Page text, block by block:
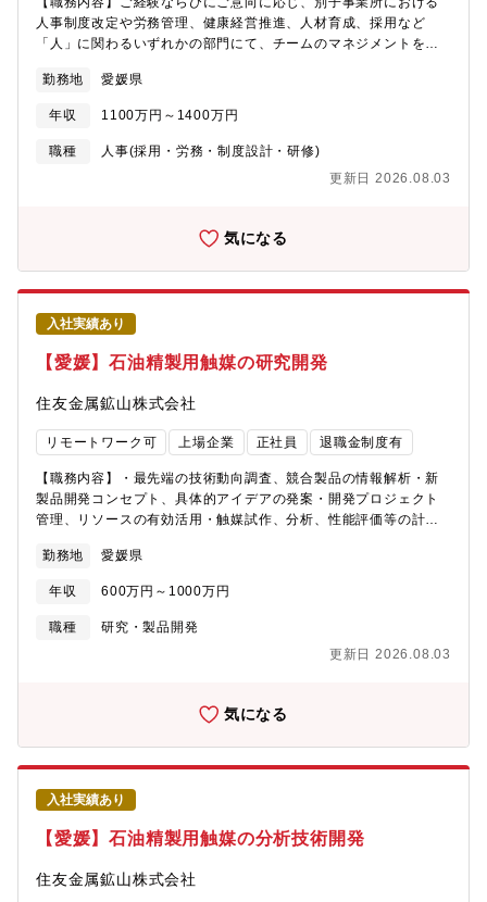
https://www.smm.co.jp/r_info/saiyo/niihama_life/＜えひめ移住
ネット＞ https://e-iju.net/ehime/niihama/
力】★施主側の土木建築エンジニアとして、ゼネコン、コンサ
ル、EPCエンジ会社などと契約しプラント建設を行っています。
そのため、土木分野、建築分野、エンジニアリング分野の幅広い
スキルを習得することができます。★通常メーカーが取っている
織化しています。そのため、基本設計から届出・施工管理・竣工
事を早くから任されることでスキルを付けられること、そして
EPCMの全般に関わることも魅力の一つです。【新居浜の魅力】
かがね）のまちとして栄え、四国屈指の工業都市へと発展しまし
女性が一生のうちに産む赤ちゃんの人数（合計特殊出生率）は全
世代からも注目を集めています。2022年9月には、別子地区に新
ライフ＞ https://www.smm.co.jp/r_info/saiyo/niihama_life/＜え
ひめ移住ネット＞ https://e-iju.net/ehime/niihama/
人事制度改定や労務管理、健康経営推進、人材育成、採用など
「人」に関わるいずれかの部門にて、チームのマネジメントを行
では、全社横断的な職種別・専門別の管理区分「職掌」を用いて
おり、専門的な能力開発を目的に職掌別人材開発を行っているた
め、数年に一度の転勤を伴います（応相談）。希望の初任地につ
いては応募書類にご記載ください。(面接時にも確認させていただ
ォローし合いながら一緒に課題解決に向けた提案が出来る環境で
人事部職掌として、各事業所間の定期的な情報交換の場があるほ
か、拠点を超えた研修や交流の機会もあり、全社の人事担当者と
連携しながら業務を進めていただきます。＜詳細＞別子事業所お
いては、同エリアの人事業務や工場の労務管理を担う役割として
実務をこなしていただくことはもとより、人事制度改定や労政対
応、健康経営推進、人材育成、採用など、幅広い業務を担ってい
ます。※場合により本社内の各事業部人事ポジション(HRBP)への
配属の可能性もございます。【本ポジションの魅力】「事業は人
なり」の考えのもと、ものづくり企業として社員が自己の役割を
認識し、活き活きと職場の仲間と目標に向かって働くことができ
るようラインとスタッフが連携して組織と人の活性化に取り組ん
でいます。同社では、数年毎のローテーションで労務管理や人事
制度改定から採用、教育、従業員エンゲージメント向上への取り
組みといった多様な人事業務経験を積むことによりプロの人事屋
を育成していきます。【キャリアパス】1on1等でライフステージ
験していただくことにより、人事のプロフェッショナルとしての
ー：65名（人事業務以外を担当する従業員も含む）男女比：男性
63％、女性 37％平均年齢：39.0歳中途入社割合：38％部門トッ
残業時間も平均して20時間/月程度とメリハリのある、効率よく業
が実現可能です。■有給休暇も年間10日以上取得している社員が大
多数を占めます。■出張は担当職務内容によりますが、年に6回程
度です。【入社後の教育】部内では人事担当向けの社内セミナー
や外部研修の受講を推進しています。また、福利厚生の一環とし
てUdemyによるWEB教育コンテンツなどを取り入れております。
【募集背景】人材を資本と捉え、その価値を最大限に引き出し、
中長期的な企業価値の工場を目指す人的資本経営が求められてい
るいま、同社では、働き方の多様化と従業員の意識変化を大きな
課題と考えており、これらに対応するには人事制度の変革・枠組
み見直しなどが必須と考えます。多様な人材が集い、成長し活躍
勤務地 愛媛県
年収 1100万円～1400万円
職種
人事(採用・労務・制度設計・研修)
更新日 2026.08.03
気になる
入社実績あり
【愛媛】石油精製用触媒の研究開発
住友金属鉱山株式会社
リモートワーク可 上場企業 正社員 退職金制度有
【職務内容】・最先端の技術動向調査、競合製品の情報解析・新
製品開発コンセプト、具体的アイデアの発案・開発プロジェクト
管理、リソースの有効活用・触媒試作、分析、性能評価等の計画
生産に向けた技術調査、生産部門との連携・製品開発活動デザイ
ンレビュー、妥当性評価【入社後の教育】入社後は、経験豊富な
先輩社員によるOJTを中心に、触媒開発の実務を通じて業務理解
を深めていただきます。加えて、社内の技術・情報共有会への参
スキルやキャリアの成長を継続的に支援できる環境を整備してい
ループ長）を目指していただきます。将来的には適性に応じて品
質管理部門、製造部門、本社営業部門や海外子会社への異動も想
定しております。【魅力】★世界トップクラスの触媒メーカー
で、最先端技術の調査から製品コンセプト立案、試作・評価、量
産化支援まで一貫して関わることができます。★他部門と連携し
ながら課題解決に取り組む中で、企画力・分析力・マネジメント
力を高め、再生可能エネルギー分野にも貢献できる経験と専門性
を磨けます。【働き方のイメージ】■月平均残業時間：10h程度■
出張頻度：国内は年に2～3回、海外へは年に1回程度（担当により
ます）■転勤：適性により、東京またはシンガポール転勤の可能性
勤務地 愛媛県
年収 600万円～1000万円
職種
研究・製品開発
更新日 2026.08.03
気になる
入社実績あり
【愛媛】石油精製用触媒の分析技術開発
住友金属鉱山株式会社